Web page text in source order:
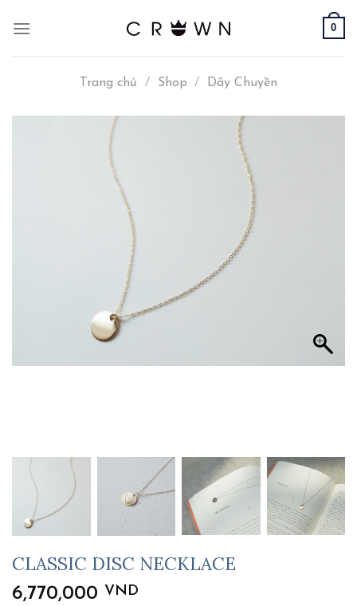
0
Trang chủ / Shop / Dây Chuyền
CLASSIC DISC NECKLACE
6,770,000 VND